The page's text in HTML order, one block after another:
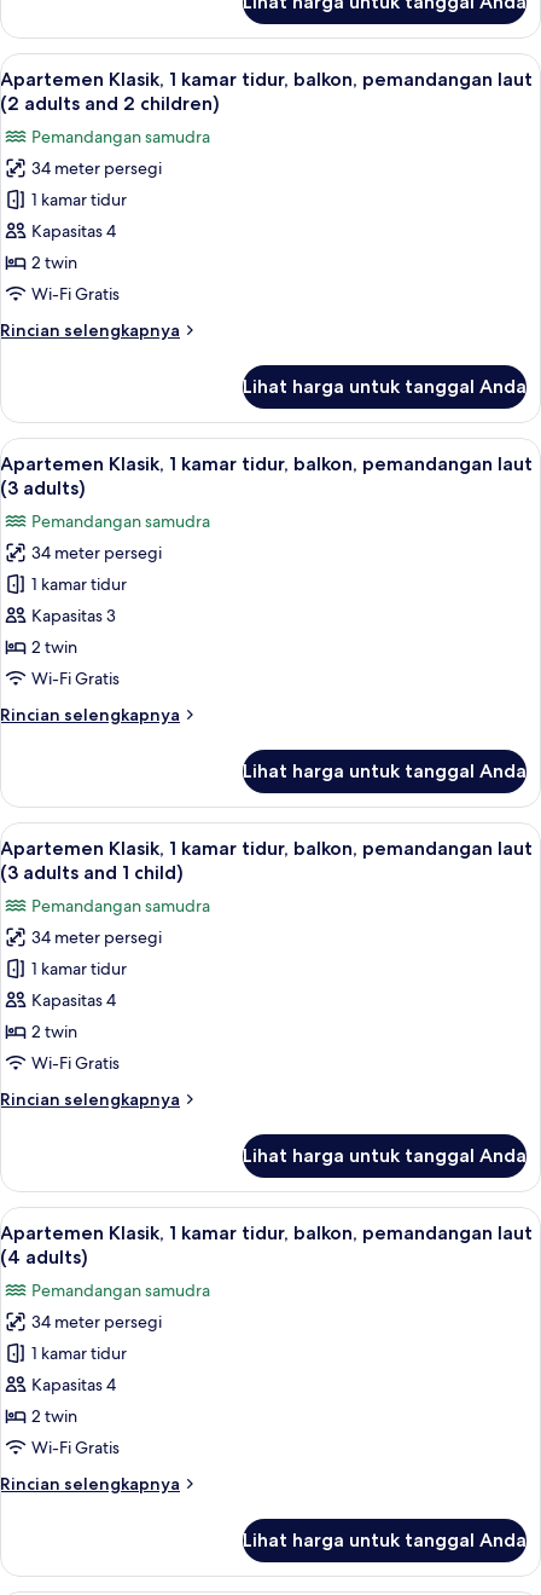
adults
and
1
child)
Apartemen
Klasik,
1
kamar
tidur,
balkon,
pemandangan
laut
(2
adults
child)
Lihat
semua
foto
untuk
Apartemen
Klasik,
1
kamar
tidur,
pemandangan
adults
and
2
children)
Brankas, Wi-Fi gratis, dan seprai linen
9
Apartemen Klasik, 1 kamar tidur, balkon, pemandangan laut
(2 adults and 2 children)
Pemandangan samudra
34 meter persegi
1 kamar tidur
Kapasitas 4
2 twin
Wi-Fi Gratis
Rincian selengkapnya
Rincian
Apartemen
Klasik,
1
kamar
tidur,
balkon,
pemandangan
laut
(2
adults
2
children)
Lihat harga untuk tanggal Anda
Lihat
semua
foto
untuk
Apartemen
Klasik,
1
kamar
tidur,
pemandangan
adults)
Brankas, Wi-Fi gratis, dan seprai linen
9
Apartemen Klasik, 1 kamar tidur, balkon, pemandangan laut
(3 adults)
Pemandangan samudra
34 meter persegi
1 kamar tidur
Kapasitas 3
2 twin
Wi-Fi Gratis
Rincian selengkapnya
Rincian
Apartemen
Klasik,
1
kamar
tidur,
balkon,
pemandangan
laut
(3
adults)
Lihat harga untuk tanggal Anda
Lihat
semua
foto
untuk
Apartemen
Klasik,
1
kamar
tidur,
pemandangan
adults
and
1
child)
Brankas, Wi-Fi gratis, dan seprai linen
9
Apartemen Klasik, 1 kamar tidur, balkon, pemandangan laut
(3 adults and 1 child)
Pemandangan samudra
34 meter persegi
1 kamar tidur
Kapasitas 4
2 twin
Wi-Fi Gratis
Rincian selengkapnya
Rincian
Apartemen
Klasik,
1
kamar
tidur,
balkon,
pemandangan
laut
(3
adults
child)
Lihat harga untuk tanggal Anda
Lihat
semua
foto
untuk
Apartemen
Klasik,
1
kamar
tidur,
pemandangan
adults)
Brankas, Wi-Fi gratis, dan seprai linen
9
Apartemen Klasik, 1 kamar tidur, balkon, pemandangan laut
(4 adults)
Pemandangan samudra
34 meter persegi
1 kamar tidur
Kapasitas 4
2 twin
Wi-Fi Gratis
Rincian selengkapnya
Rincian
Apartemen
Lihat harga untuk tanggal Anda